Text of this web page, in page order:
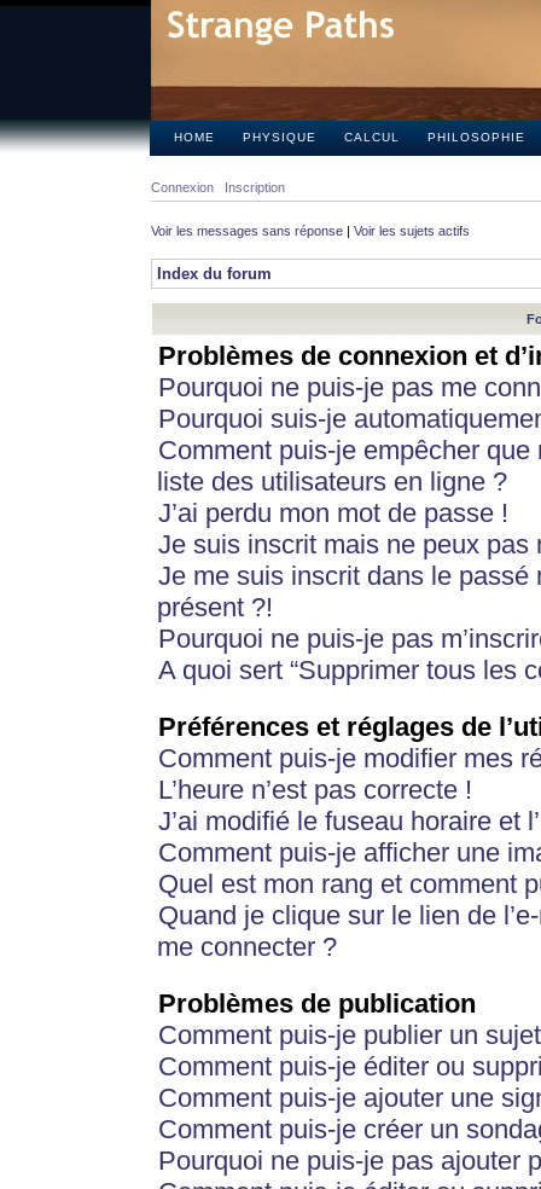
HOME PHYSIQUE CALCUL PHILOSOPHIE
Connexion Inscription
Voir les messages sans réponse | Voir les sujets actifs
Index du forum
Problèmes de connexion et
Pourquoi ne puis-je pas me
Pourquoi suis-je
Comment puis-je empêcher
liste des utilisateurs en ligne ?
J’ai perdu mon mot de passe !
Je suis inscrit mais ne peux pas
Je me suis inscrit dans le
présent ?!
Pourquoi ne puis-je pas
A quoi sert “Supprimer tous les
Préférences et réglages de
Comment puis-je modifier mes
L’heure n’est pas correcte !
J’ai modifié le fuseau horaire et
Comment puis-je afficher une
Quel est mon rang et comment
Quand je clique sur le lien de
me connecter ?
Problèmes de publication
Comment puis-je publier un
Comment puis-je éditer ou
Comment puis-je ajouter une
Comment puis-je créer un
Pourquoi ne puis-je pas ajouter